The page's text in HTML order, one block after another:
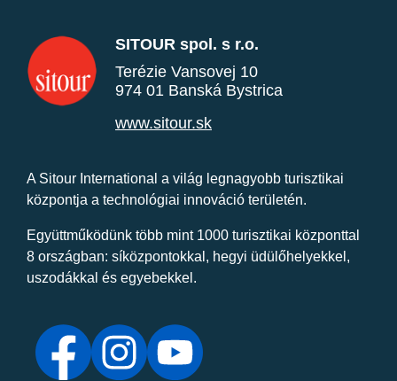
SITOUR spol. s r.o.
Terézie Vansovej 10
974 01 Banská Bystrica
www.sitour.sk
A Sitour International a világ legnagyobb turisztikai
központja a technológiai innováció területén.
Együttműködünk több mint 1000 turisztikai központtal
8 országban: síközpontokkal, hegyi üdülőhelyekkel,
uszodákkal és egyebekkel.